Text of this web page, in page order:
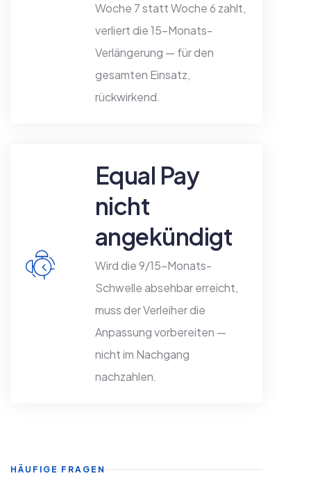
Woche 7 statt Woche 6 zahlt,
verliert die 15-Monats-
Verlängerung — für den
gesamten Einsatz,
rückwirkend.
Equal Pay
nicht
angekündigt
Wird die 9/15-Monats-
Schwelle absehbar erreicht,
muss der Verleiher die
Anpassung vorbereiten —
nicht im Nachgang
nachzahlen.
HÄUFIGE FRAGEN